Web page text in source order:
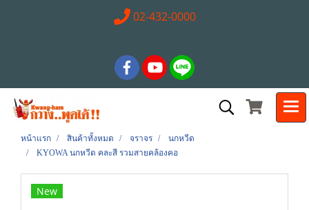
02-432-0000
หน้าแรก สินค้าทั้งหมด จราจร
นกหวีด
KYOWA นกหวีด คละสี รวมสายคล้องคอ
New